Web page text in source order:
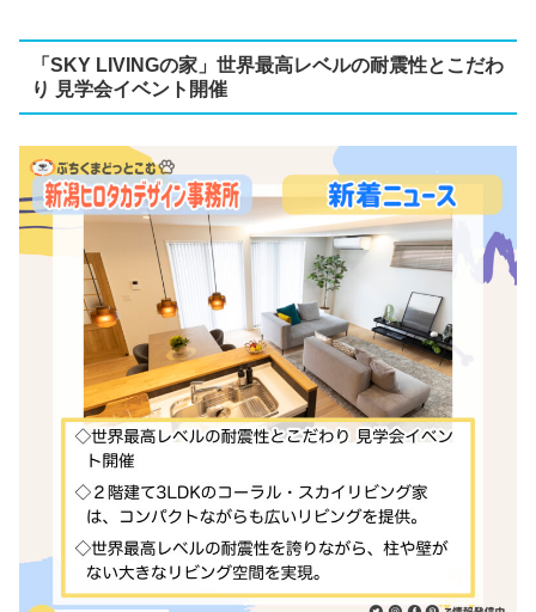
「SKY LIVINGの家」世界最高レベルの耐震性とこだわ
り 見学会イベント開催